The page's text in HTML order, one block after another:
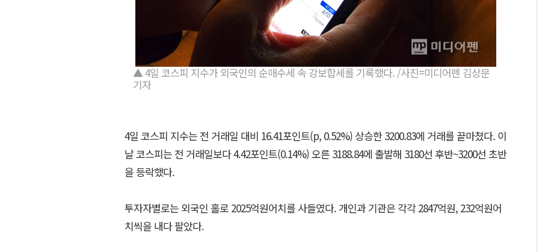
▲ 4일 코스피 지수가 외국인의 순매수세 속 강보합세를 기록했다. /사진=미디어펜 김상문
기자
4일 코스피 지수는 전 거래일 대비 16.41포인트(p, 0.52%) 상승한 3200.83에 거래를 끝마쳤다. 이
날 코스피는 전 거래일보다 4.42포인트(0.14%) 오른 3188.84에 출발해 3180선 후반~3200선 초반
을 등락했다.
투자자별로는 외국인 홀로 2025억원어치를 사들였다. 개인과 기관은 각각 2847억원, 232억원어
치씩을 내다 팔았다.